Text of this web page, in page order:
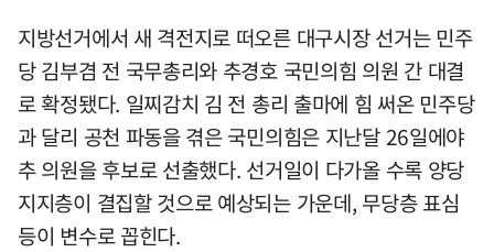
지방선거에서 새 격전지로 떠오른 대구시장 선거는 민주
당 김부겸 전 국무총리와 추경호 국민의힘 의원 간 대결
로 확정됐다. 일찌감치 김 전 총리 출마에 힘 써온 민주당
과 달리 공천 파동을 겪은 국민의힘은 지난달 26일에야
추 의원을 후보로 선출했다. 선거일이 다가올 수록 양당
지지층이 결집할 것으로 예상되는 가운데, 무당층 표심
등이 변수로 꼽힌다.